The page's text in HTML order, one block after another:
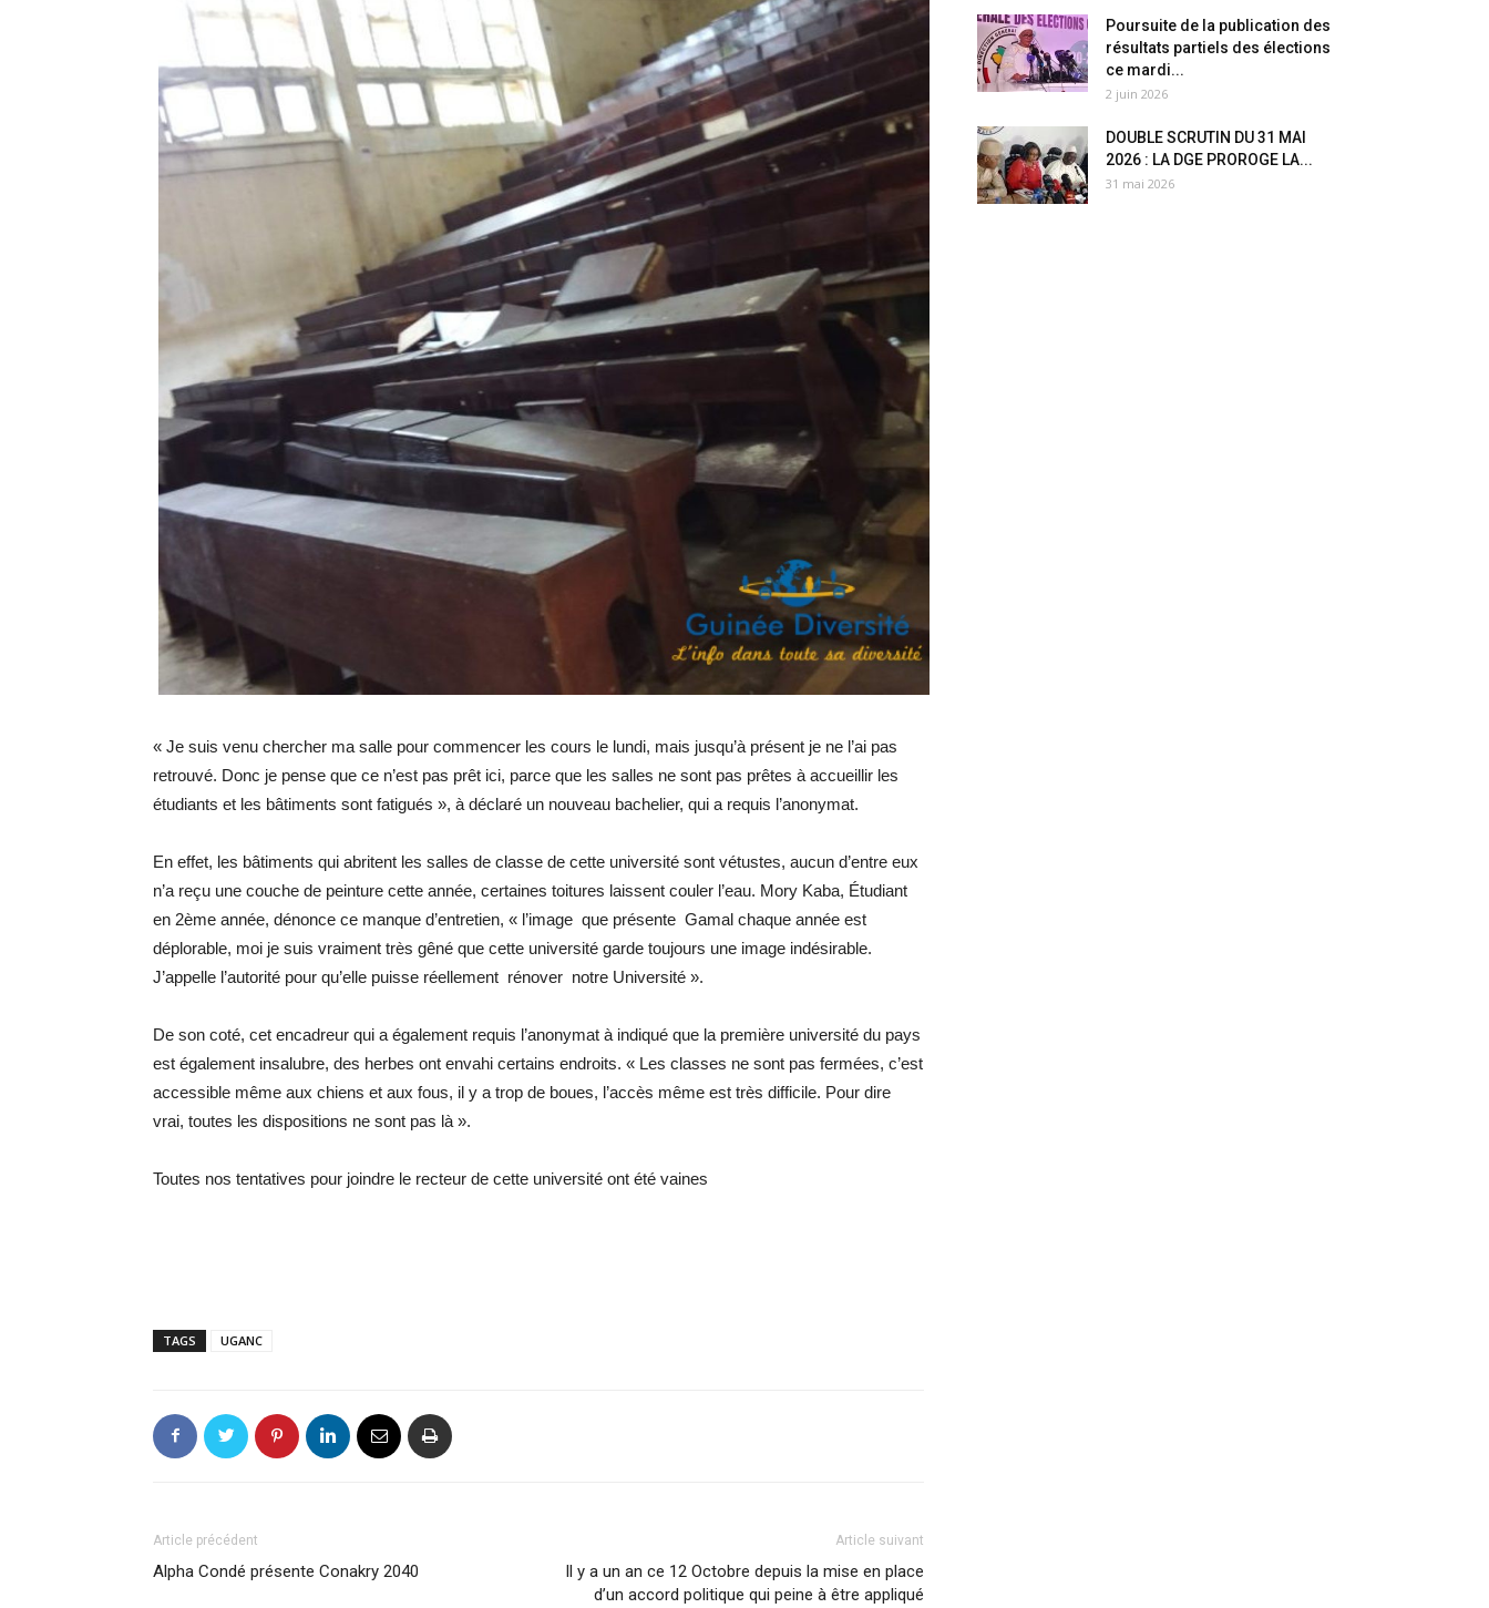
« Je suis venu chercher ma salle pour commencer les cours le lundi, mais jusqu’à présent je ne l’ai pas
retrouvé. Donc je pense que ce n’est pas prêt ici, parce que les salles ne sont pas prêtes à accueillir les
étudiants et les bâtiments sont fatigués », à déclaré un nouveau bachelier, qui a requis l’anonymat.
En effet, les bâtiments qui abritent les salles de classe de cette université sont vétustes, aucun d’entre eux
n’a reçu une couche de peinture cette année, certaines toitures laissent couler l’eau. Mory Kaba, Étudiant
en 2ème année, dénonce ce manque d’entretien, « l’image que présente Gamal chaque année est
déplorable, moi je suis vraiment très gêné que cette université garde toujours une image indésirable.
J’appelle l’autorité pour qu’elle puisse réellement rénover notre Université ».
De son coté, cet encadreur qui a également requis l’anonymat à indiqué que la première université du pays
est également insalubre, des herbes ont envahi certains endroits. « Les classes ne sont pas fermées, c’est
accessible même aux chiens et aux fous, il y a trop de boues, l’accès même est très difficile. Pour dire
vrai, toutes les dispositions ne sont pas là ».
Toutes nos tentatives pour joindre le recteur de cette université ont été vaines
TAGS UGANC
Article précédent
Alpha Condé présente Conakry 2040
Article suivant
Il y a un an ce 12 Octobre depuis la mise en place
d’un accord politique qui peine à être appliqué
Poursuite de la publication des
résultats partiels des élections
ce mardi...
2 juin 2026
DOUBLE SCRUTIN DU 31 MAI
2026 : LA DGE PROROGE LA...
31 mai 2026